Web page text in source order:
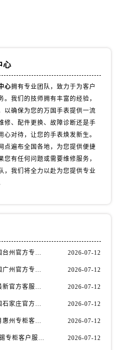
山西省忻州市忻府区和平东街与七一南路交叉口万国售后服务中心（需提前预约）
山西省太原市迎泽区迎泽街道解放路15号亨得利名表维修授权店3楼万国售后服务中心（需提前预约）
天津市和平区赤峰道136号天津国际金融中心26层2603室万国售后服务中心（需提前预约）
心
心拥有专业团队，致力于为客户
。我们的技师拥有丰富的经验，
以确保为您的万国手表提供一流
修、配件更换、故障诊断还是手
心对待，让您的手表焕发新生。
点遍布全国各地，为您提供便捷
您有任何问题或需要维修服务，
，我们将全力以赴为您提供专业
2026年7月最新发布｜万国台州官方专柜客户服务热线与专柜信息攻略 2026-07-12
权威汇总！2026年7月万国广州官方专柜客户服务电话及门店名录 2026-07-12
万国北京专柜2026年7月最新官方客服热线｜门店信息及服务攻略发布 2026-07-12
2026年7月重磅整理｜万国石家庄官方专柜服务电话&客户服务中心公告 2026-07-12
官方指南｜万国2026年7月惠州专柜客户服务热线与门店信息全攻略 2026-07-12
官方通知｜2026年万国无锡专柜客户服务热线全新升级（附7月最新专柜信息汇总） 2026-07-12